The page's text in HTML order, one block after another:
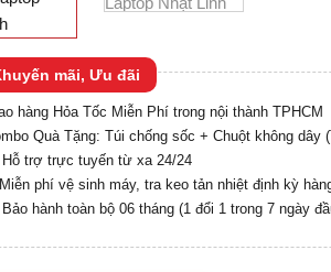
Theo
phẩm
Cũ
phẩm
phẩm
Họa -
mãi, Ưu đãi
hàng Hỏa Tốc Miễn Phí trong nội thành TPHCM
Quà Tặng: Túi chống sốc + Chuột không dây
Hỗ trợ trực tuyến từ xa 24/24
phí vệ sinh máy, tra keo tản nhiệt định kỳ
Bảo hành toàn bộ 06 tháng (1 đổi 1 trong 7 ngày